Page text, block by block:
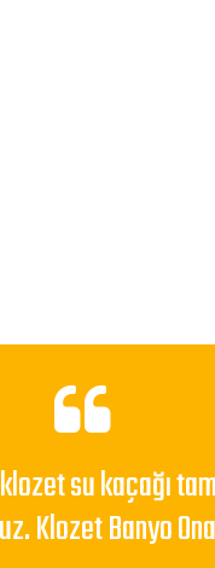
su kaçağı
Klozet Banyo